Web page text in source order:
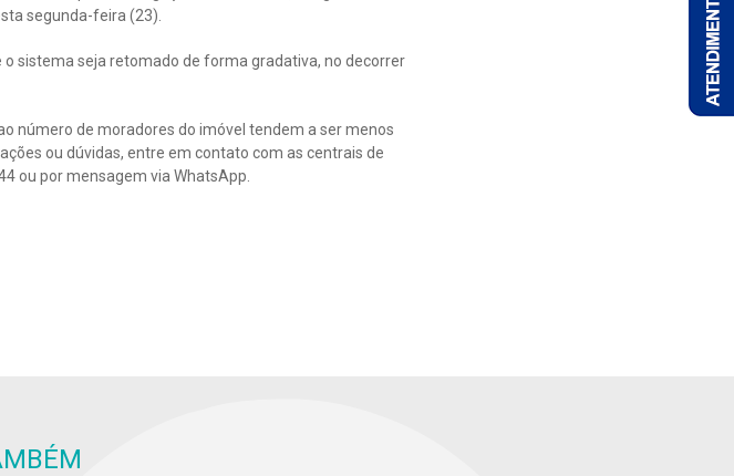
segunda-feira (23).
sistema seja retomado de forma gradativa, no decorrer
número de moradores do imóvel tendem a ser menos
ou dúvidas, entre em contato com as centrais de
ou por mensagem via WhatsApp.